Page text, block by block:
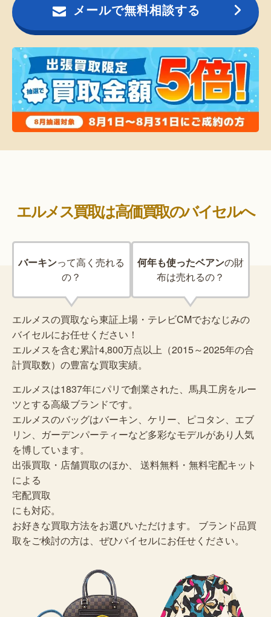
メールで無料相談する
エルメス買取は高価買取のバイセルへ
バーキンって高く売れる
の？
何年も使ったベアンの財
布は売れるの？
エルメスの買取なら東証上場・テレビCMでおなじみの
バイセルにお任せください！
エルメスを含む累計4,800万点以上（2015～2025年の合
計買取数）の豊富な買取実績。
エルメスは1837年にパリで創業された、馬具工房をルー
ツとする高級ブランドです。
エルメスのバッグはバーキン、ケリー、ピコタン、エブ
リン、ガーデンパーティーなど多彩なモデルがあり人気
を博しています。
出張買取・店舗買取のほか、 送料無料・無料宅配キット
による
宅配買取
にも対応。
お好きな買取方法をお選びいただけます。 ブランド品買
取をご検討の方は、ぜひバイセルにお任せください。